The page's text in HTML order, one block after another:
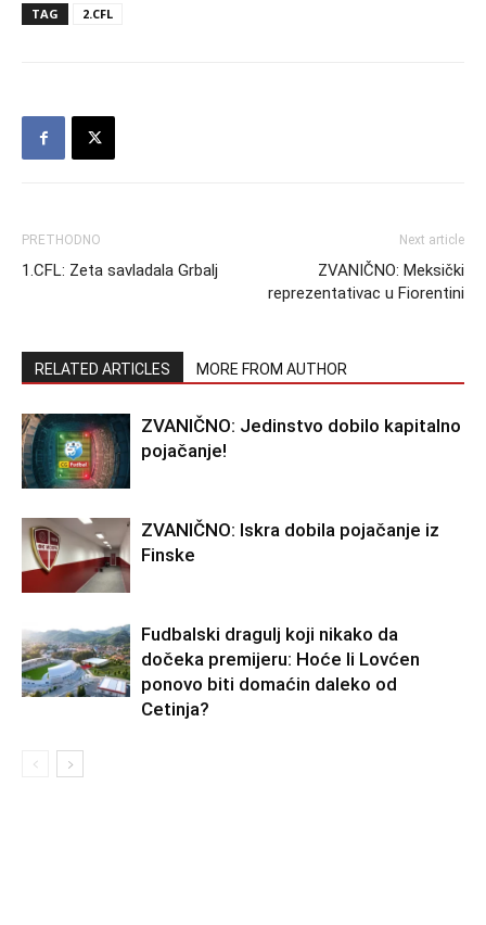
TAG 2.CFL
PRETHODNO
1.CFL: Zeta savladala Grbalj
Next article
ZVANIČNO: Meksički
reprezentativac u Fiorentini
RELATED ARTICLES MORE FROM AUTHOR
ZVANIČNO: Jedinstvo dobilo kapitalno
pojačanje!
ZVANIČNO: Iskra dobila pojačanje iz
Finske
Fudbalski dragulj koji nikako da
dočeka premijeru: Hoće li Lovćen
ponovo biti domaćin daleko od
Cetinja?